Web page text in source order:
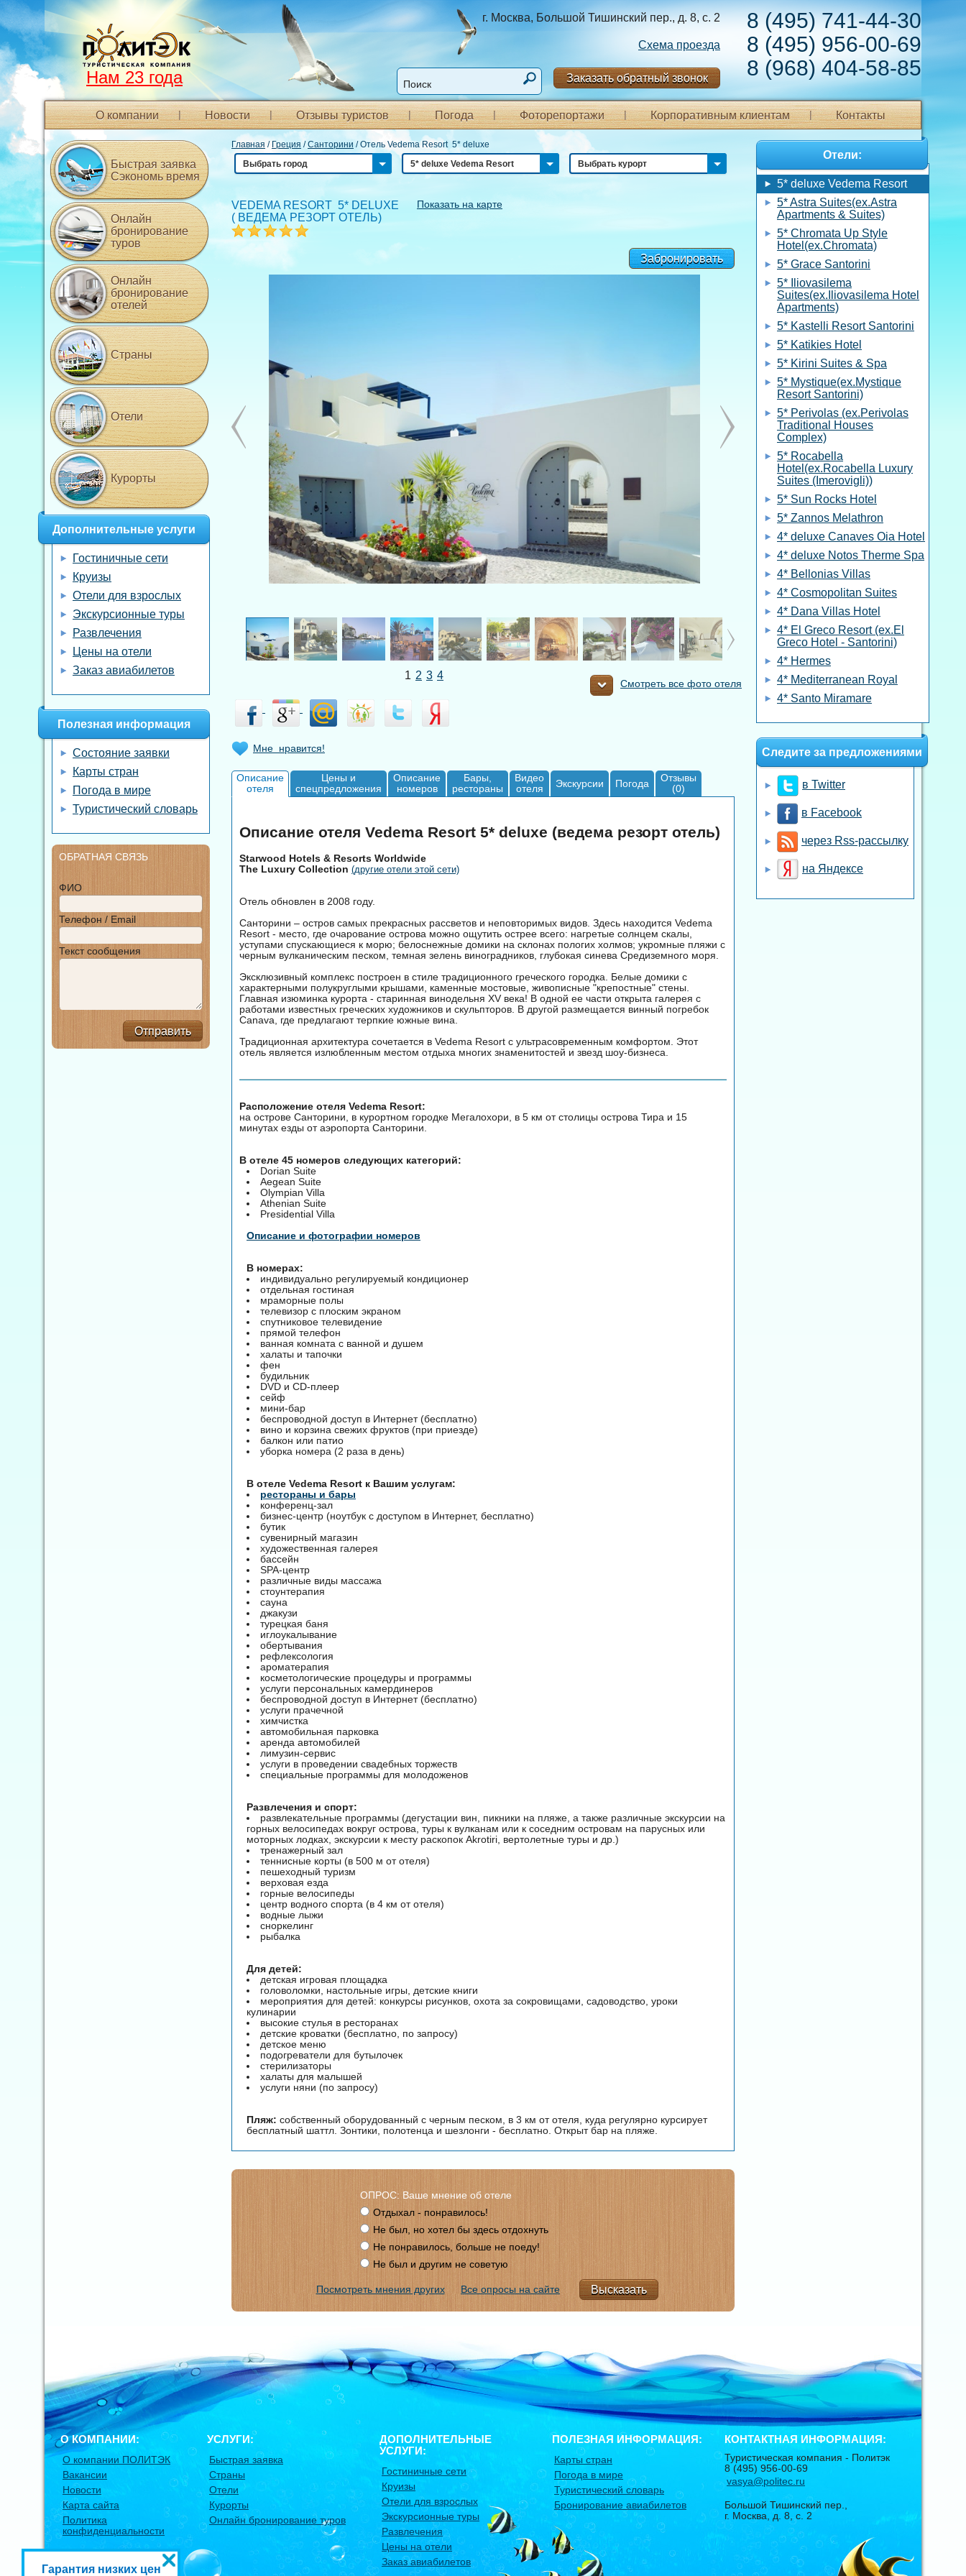
8 (495) 741-44-30
8 (495) 956-00-69
8 (968) 404-58-85
г. Москва, Большой Тишинский пер., д. 8, с. 2
Схема проезда
Заказать обратный звонок
Нам 23 года
О компании Новости Отзывы туристов Погода Фоторепортажи Корпоративным клиентам Контакты
Главная / Греция /Санторини /Отель Vedema Resort 5* deluxe
Выбрать город
5* deluxe Vedema Resort Выбрать курорт
VEDEMA RESORT 5* DELUXE
( ВЕДЕМА РЕЗОРТ ОТЕЛЬ)
Показать на карте
Забронировать
Смотреть все фото отеля
1 2 3 4
Мне нравится!
Описание
отеля
Цены и
спецпредложения
Описание
номеров
Бары,
рестораны
Видео
отеля
Экскурсии Погода
Отзывы
(0)
Описание отеля Vedema Resort 5* deluxe (ведема резорт отель)
Starwood Hotels & Resorts Worldwide
The Luxury Collection (другие отели этой сети)
Отель обновлен в 2008 году.
Санторини – остров самых прекрасных рассветов и неповторимых видов. Здесь находится Vedema
Resort - место, где очарование острова можно ощутить острее всего: нагретые солнцем скалы,
уступами спускающиеся к морю; белоснежные домики на склонах пологих холмов; укромные пляжи с
черным вулканическим песком, темная зелень виноградников, глубокая синева Средиземного моря.
Эксклюзивный комплекс построен в стиле традиционного греческого городка. Белые домики с
характерными полукруглыми крышами, каменные мостовые, живописные "крепостные" стены.
Главная изюминка курорта - старинная винодельня XV века! В одной ее части открыта галерея с
работами известных греческих художников и скульпторов. В другой размещается винный погребок
Canava, где предлагают терпкие южные вина.
Традиционная архитектура сочетается в Vedema Resort с ультрасовременным комфортом. Этот
отель является излюбленным местом отдыха многих знаменитостей и звезд шоу-бизнеса.
Расположение отеля Vedema Resort:
на острове Санторини, в курортном городке Мегалохори, в 5 км от столицы острова Тира и 15
минутах езды от аэропорта Санторини.
В отеле 45 номеров следующих категорий:
Dorian Suite
Aegean Suite
Olympian Villa
Athenian Suite
Presidential Villa
Описание и фотографии номеров
В номерах:
индивидуально регулируемый кондиционер
отдельная гостиная
мраморные полы
телевизор с плоским экраном
спутниковое телевидение
прямой телефон
ванная комната с ванной и душем
халаты и тапочки
фен
будильник
DVD и CD-плеер
сейф
мини-бар
беспроводной доступ в Интернет (бесплатно)
вино и корзина свежих фруктов (при приезде)
балкон или патио
уборка номера (2 раза в день)
В отеле Vedema Resort к Вашим услугам:
рестораны и бары
конференц-зал
бизнес-центр (ноутбук с доступом в Интернет, бесплатно)
бутик
сувенирный магазин
художественная галерея
бассейн
SPA-центр
различные виды массажа
стоунтерапия
сауна
джакузи
турецкая баня
иглоукалывание
обертывания
рефлексология
ароматерапия
косметологические процедуры и программы
услуги персональных камердинеров
беспроводной доступ в Интернет (бесплатно)
услуги прачечной
химчистка
автомобильная парковка
аренда автомобилей
лимузин-сервис
услуги в проведении свадебных торжеств
специальные программы для молодоженов
Развлечения и спорт:
развлекательные программы (дегустации вин, пикники на пляже, а также различные экскурсии на
горных велосипедах вокруг острова, туры к вулканам или к соседним островам на парусных или
моторных лодках, экскурсии к месту раскопок Akrotiri, вертолетные туры и др.)
тренажерный зал
теннисные корты (в 500 м от отеля)
пешеходный туризм
верховая езда
горные велосипеды
центр водного спорта (в 4 км от отеля)
водные лыжи
сноркелинг
рыбалка
Для детей:
детская игровая площадка
головоломки, настольные игры, детские книги
мероприятия для детей: конкурсы рисунков, охота за сокровищами, садоводство, уроки
кулинарии
высокие стулья в ресторанах
детские кроватки (бесплатно, по запросу)
детское меню
подогреватели для бутылочек
стерилизаторы
халаты для малышей
услуги няни (по запросу)
Пляж: собственный оборудованный с черным песком, в 3 км от отеля, куда регулярно курсирует
бесплатный шаттл. Зонтики, полотенца и шезлонги - бесплатно. Открыт бар на пляже.
ОПРОС: Ваше мнение об отеле
Отдыхал - понравилось!
Не был, но хотел бы здесь отдохнуть
Не понравилось, больше не поеду!
Не был и другим не советую
Посмотреть мнения других Все опросы на сайте
Быстрая заявка
Сэкономь время
Онлайн
бронирование
туров
Онлайн
бронирование
отелей
Страны
Отели
Курорты
Дополнительные услуги
Гостиничные сети
Круизы
Отели для взрослых
Экскурсионные туры
Развлечения
Цены на отели
Заказ авиабилетов
Полезная информация
Состояние заявки
Карты стран
Погода в мире
Туристический словарь
ОБРАТНАЯ СВЯЗЬ
ФИО
Телефон / Email
Текст сообщения
Отправить
Отели:
5* deluxe Vedema Resort
5* Astra Suites(ex.Astra
Apartments & Suites)
5* Chromata Up Style
Hotel(ex.Chromata)
5* Grace Santorini
5* Iliovasilema
Suites(ex.Iliovasilema Hotel
Apartments)
5* Kastelli Resort Santorini
5* Katikies Hotel
5* Kirini Suites & Spa
5* Mystique(ex.Mystique
Resort Santorini)
5* Perivolas (ex.Perivolas
Traditional Houses
Complex)
5* Rocabella
Hotel(ex.Rocabella Luxury
Suites (Imerovigli))
5* Sun Rocks Hotel
5* Zannos Melathron
4* deluxe Canaves Oia Hotel
4* deluxe Notos Therme Spa
4* Bellonias Villas
4* Cosmopolitan Suites
4* Dana Villas Hotel
4* El Greco Resort (ex.El
Greco Hotel - Santorini)
4* Hermes
4* Mediterranean Royal
4* Santo Miramare
Следите за предложениями
в Twitter
в Facebook
через Rss-рассылку
на Яндексе
О КОМПАНИИ:
О компании ПОЛИТЭК
Вакансии
Новости
Карта сайта
Политика
конфиденциальности
УСЛУГИ:
Быстрая заявка
Страны
Отели
Курорты
Онлайн бронирование туров
ДОПОЛНИТЕЛЬНЫЕ
УСЛУГИ:
Гостиничные сети
Круизы
Отели для взрослых
Экскурсионные туры
Развлечения
Цены на отели
Заказ авиабилетов
ПОЛЕЗНАЯ ИНФОРМАЦИЯ:
Карты стран
Погода в мире
Туристический словарь
Бронирование авиабилетов
КОНТАКТНАЯ ИНФОРМАЦИЯ:
Туристическая компания - Политэк
8 (495) 956-00-69
vasya@politec.ru
Большой Тишинский пер.,
г. Москва
д. 8, с. 2
Гарантия низких цен